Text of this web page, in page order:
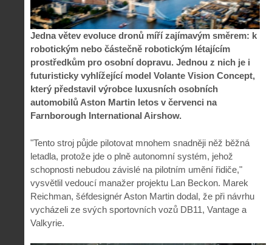
Jedna větev evoluce dronů míří zajímavým směrem: k
robotickým nebo částečně robotickým létajícím
prostředkům pro osobní dopravu. Jednou z nich je i
futuristicky vyhlížející model Volante Vision Concept,
který představil výrobce luxusních osobních
automobilů Aston Martin letos v červenci na
Farnborough International Airshow.
"Tento stroj půjde pilotovat mnohem snadněji něž běžná
letadla, protože jde o plně autonomní systém, jehož
schopnosti nebudou závislé na pilotním umění řidiče,"
vysvětlil vedoucí manažer projektu Lan Beckon. Marek
Reichman, šéfdesignér Aston Martin dodal, že při návrhu
vycházeli ze svých sportovních vozů DB11, Vantage a
Valkyrie.